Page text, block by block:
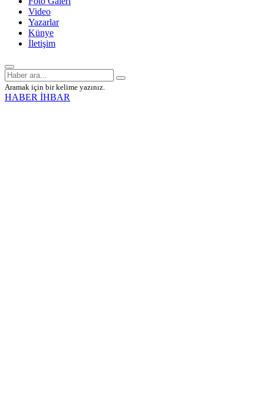
Video
Yazarlar
Künye
İletişim
Aramak için bir kelime yazınız.
HABER İHBAR